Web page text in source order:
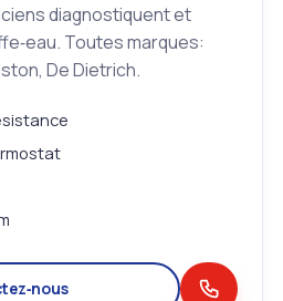
diagnostiquent et
Toutes marques:
De Dietrich.